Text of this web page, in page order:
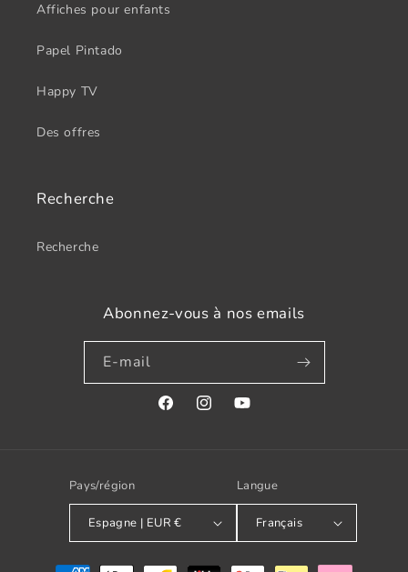
Affiches pour enfants
Papel Pintado
Happy TV
Des offres
Recherche
Recherche
Abonnez-vous à nos emails
E-mail
FacebookInstagramYouTube
Pays/région
Espagne | EUR €
Langue
Français
Modes